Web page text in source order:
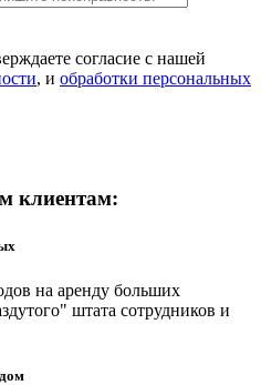
согласие с нашей
, и обработки персональных
клиентам:
на аренду больших
штата сотрудников и